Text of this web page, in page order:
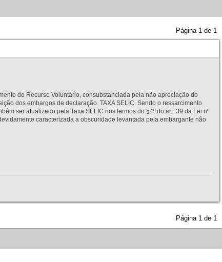
Página 1 de 1
do Recurso Voluntário, consubstanciada pela não apreciação do
dos embargos de declaração. TAXA SELIC. Sendo o ressarcimento
ser atualizado pela Taxa SELIC nos termos do §4º do art. 39 da Lei nº
caracterizada a obscuridade levantada pela embargante não
Página 1 de 1